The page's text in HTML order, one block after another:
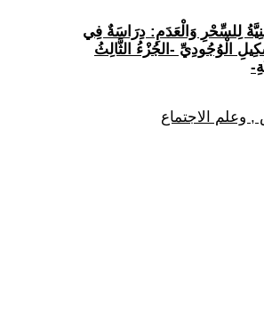
لِلسِّحْرِ وَالْعَدَمِ: دِرَاسَةٌ فِي
الْوُجُودِيِّ -الجُزْءُ الثَّالِثُ
وعلم الاجتماع